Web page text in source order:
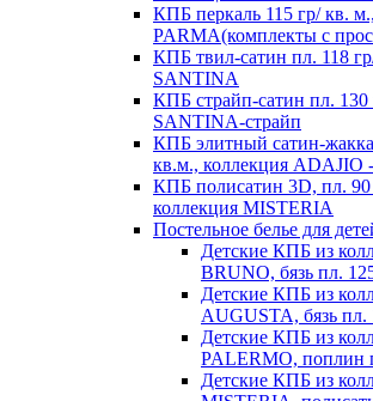
КПБ перкаль 115 гр/ кв.
PARMA(комплекты с
КПБ твил-сатин пл. 118
SANTINA
КПБ страйп-сатин пл. 130
SANTINA-страйп
КПБ элитный сатин-
кв.м., коллекция ADAJIO
КПБ полисатин 3D, пл. 90
коллекция MISTERIA
Постельное белье для
Детские КПБ из
BRUNO, бязь пл.
Детские КПБ из
AUGUSTA, бязь пл.
Детские КПБ из
PALERMO, поплин
Детские КПБ из